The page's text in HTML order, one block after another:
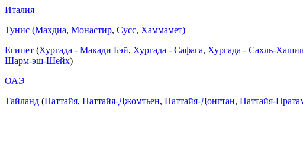
Италия
Тунис (Махдиа, Монастир, Сусс, Хаммамет)
Египет (Хургада - Макади Бэй, Хургада - Сафага, Хургада - Сахль-
Шарм-эш-Шейх)
ОАЭ
Тайланд (Паттайя, Паттайя-Джомтьен, Паттайя-Донгтан, Паттайя-